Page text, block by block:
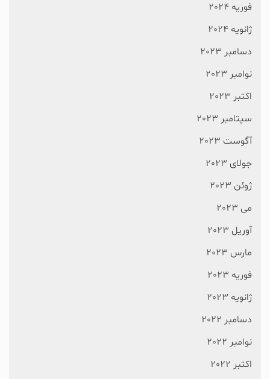
فوریه 2024
ژانویه 2024
دسامبر 2023
نوامبر 2023
اکتبر 2023
سپتامبر 2023
آگوست 2023
جولای 2023
ژوئن 2023
می 2023
آوریل 2023
مارس 2023
فوریه 2023
ژانویه 2023
دسامبر 2022
نوامبر 2022
اکتبر 2022